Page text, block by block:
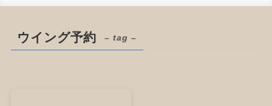
ウイング予約 – tag –